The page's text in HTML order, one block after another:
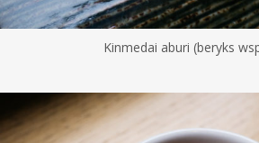
Kinmedai aburi (beryks